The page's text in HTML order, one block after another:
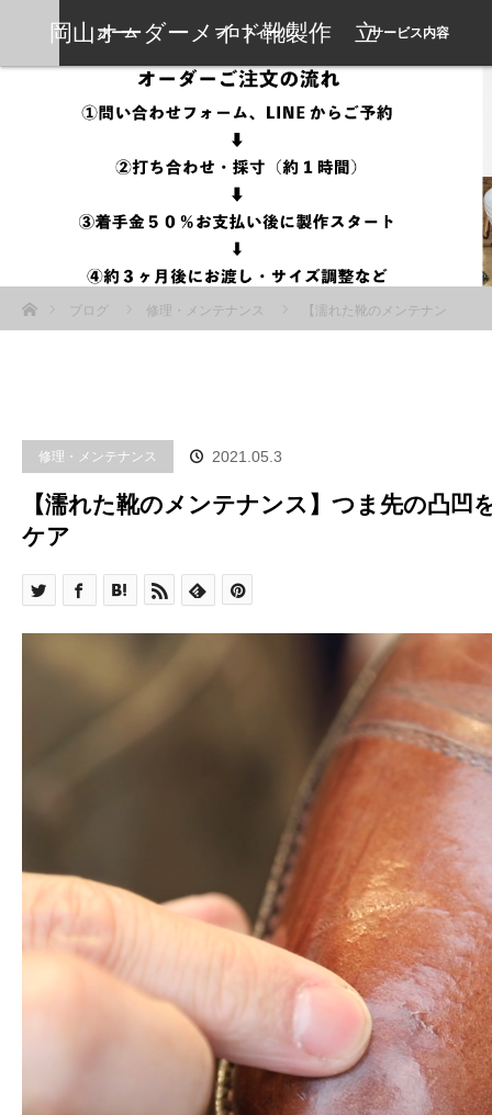
岡山オーダーメイド靴製作 立
岡靴工房
ホーム プロフィール サービス内容
ブログ
修理・メンテナンス 【濡れた靴のメンテナン
修理・メンテナンス 2021.05.3
【濡れた靴のメンテナンス】つま先の凸
ケア